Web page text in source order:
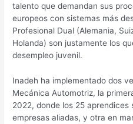
talento que demandan sus
europeos con sistemas más
Profesional Dual (Alemania,
Holanda) son justamente los
desempleo juvenil.
Inadeh ha implementado dos
Mecánica Automotriz, la
2022, donde los 25
empresas aliadas, y otra en